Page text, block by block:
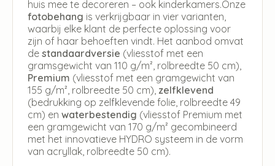
huis mee te decoreren – ook kinderkamers.Onze
fotobehang is verkrijgbaar in vier varianten,
waarbij elke klant de perfecte oplossing voor
zijn of haar behoeften vindt. Het aanbod omvat
de standaardversie (vliesstof met een
gramsgewicht van 110 g/m², rolbreedte 50 cm),
Premium (vliesstof met een gramgewicht van
155 g/m², rolbreedte 50 cm), zelfklevend
(bedrukking op zelfklevende folie, rolbreedte 49
cm) en waterbestendig (vliesstof Premium met
een gramgewicht van 170 g/m² gecombineerd
met het innovatieve HYDRO systeem in de vorm
van acryllak, rolbreedte 50 cm).